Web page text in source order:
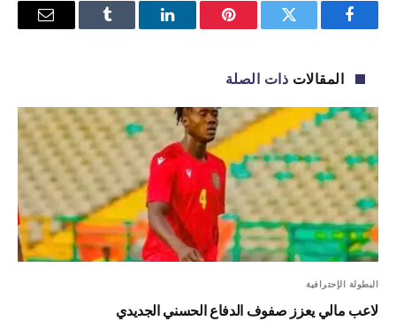
فيسبوك تويتر بينتيريستلينكدإن Tumblr
البريد
المقالات ذات الصلة
البطولة الإحترافية
لاعب مالي يعزز صفوف الدفاع الحسني الجديدي